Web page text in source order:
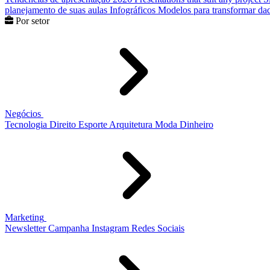
planejamento de suas aulas Infográficos Modelos para transformar
Por setor
Negócios
Tecnologia Direito Esporte Arquitetura Moda Dinheiro
Marketing
Newsletter Campanha Instagram Redes Sociais